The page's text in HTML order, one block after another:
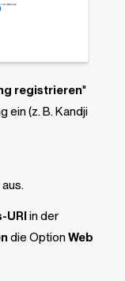
registrieren"
ein (z. B.Kandji
aus.
URIin der
die OptionWeb